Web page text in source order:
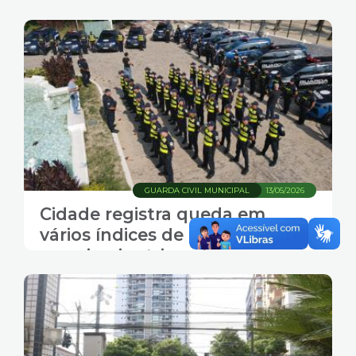
13/05/2026
GUARDA CIVIL MUNICIPAL
Cidade registra queda em
vários índices de criminalidade
no primeiro trimestre